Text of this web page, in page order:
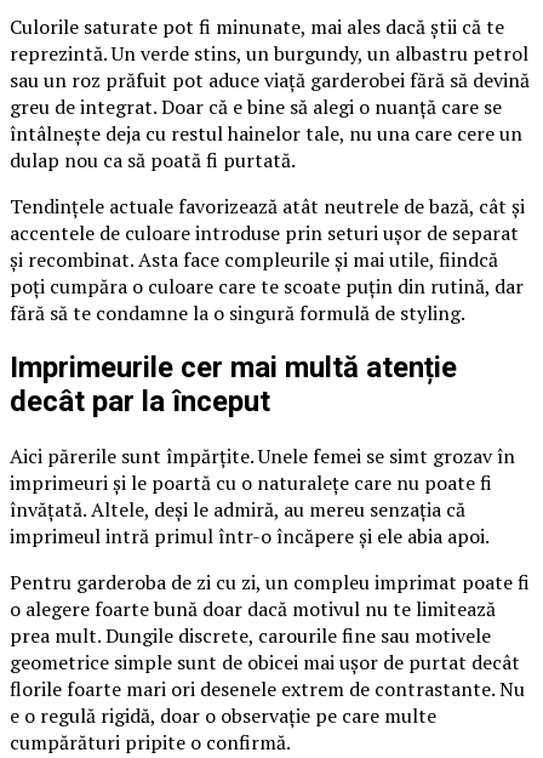
Culorile saturate pot fi minunate, mai ales dacă știi că te
reprezintă. Un verde stins, un burgundy, un albastru petrol
sau un roz prăfuit pot aduce viață garderobei fără să devină
greu de integrat. Doar că e bine să alegi o nuanță care se
întâlnește deja cu restul hainelor tale, nu una care cere un
dulap nou ca să poată fi purtată.
Tendințele actuale favorizează atât neutrele de bază, cât și
accentele de culoare introduse prin seturi ușor de separat
și recombinat. Asta face compleurile și mai utile, fiindcă
poți cumpăra o culoare care te scoate puțin din rutină, dar
fără să te condamne la o singură formulă de styling.
Imprimeurile cer mai multă atenție
decât par la început
Aici părerile sunt împărțite. Unele femei se simt grozav în
imprimeuri și le poartă cu o naturalețe care nu poate fi
învățată. Altele, deși le admiră, au mereu senzația că
imprimeul intră primul într-o încăpere și ele abia apoi.
Pentru garderoba de zi cu zi, un compleu imprimat poate fi
o alegere foarte bună doar dacă motivul nu te limitează
prea mult. Dungile discrete, carourile fine sau motivele
geometrice simple sunt de obicei mai ușor de purtat decât
florile foarte mari ori desenele extrem de contrastante. Nu
e o regulă rigidă, doar o observație pe care multe
cumpărături pripite o confirmă.